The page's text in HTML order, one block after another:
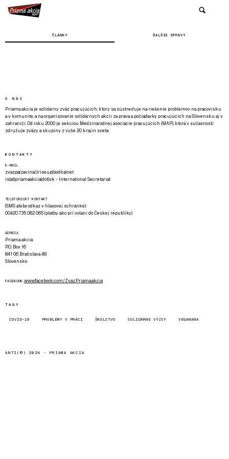
ČLÁNKY ĎALŠIE SPRÁVY
O NÁS
Priama akcia je solidárny zväz pracujúcich, ktorý sa sústreďuje na riešenie problémov na pracovisku
a v komunite, a na organizovanie solidárnych akcií za práva a požiadavky pracujúcich na Slovensku aj v
zahraničí. Od roku 2000 je sekciou Medzinárodnej asociácie pracujúcich (MAP), ktorá v súčasnosti
združuje zväzy a skupiny z vyše 20 krajín sveta.
KONTAKTY
E-MAIL
zvazpa(zavináč)riseup(bodka)net
is(at)priamaakcia(dot)sk - International Secretariat
TELEFONICKÝ KONTAKT
(SMS alebo odkaz v hlasovej schránke):
00420 735 082 065 (platby ako pri volaní do Českej republiky)
ADRESA
Priama akcia
P.O. Box 16
841 06 Bratislava 48
Slovensko
FACEBOOK www.facebook.com/Zvaz.Priama.akcia
TAGY
COVID-19 PROBLÉMY V PRÁCI ŠKOLSTVO SOLIDÁRNE VÝZVY VEGANANA
ANTI(©) 2024 - PRIAMA AKCIA